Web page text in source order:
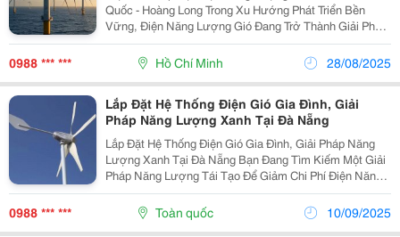
Quốc - Hoàng Long Trong Xu Hướng Phát Triển Bền
Vững, Điện Năng Lượng Gió Đang Trở Thành Giải Pháp
Năng Lượng Tái Tạo Được Ưa Chuộng Tại Việt Nam.
Công Ty Cổ Phần Máy Và Thiết Bị Thủy Lực Hoàng
0988 *** *** Hồ Chí Minh 28/08/2025
Lắp Đặt Hệ Thống Điện Gió Gia Đình, Giải
Pháp Năng Lượng Xanh Tại Đà Nẵng
Lắp Đặt Hệ Thống Điện Gió Gia Đình, Giải Pháp Năng
Lượng Xanh Tại Đà Nẵng Bạn Đang Tìm Kiếm Một Giải
Pháp Năng Lượng Tái Tạo Để Giảm Chi Phí Điện Năng
Và Bảo Vệ Môi Trường? Lắp Đặt Hệ Thống Điện Gió Gia
Đình Là Lựa Chọn Hoàn Hảo Cho Các Hộ Gia Đình...
0988 *** *** Toàn quốc 10/09/2025